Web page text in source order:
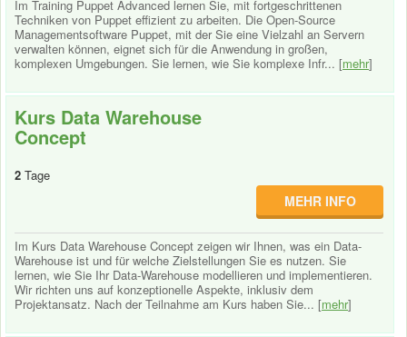
Im Training Puppet Advanced lernen Sie, mit fortgeschrittenen
Techniken von Puppet effizient zu arbeiten. Die Open-Source
Managementsoftware Puppet, mit der Sie eine Vielzahl an Servern
verwalten können, eignet sich für die Anwendung in großen,
komplexen Umgebungen. Sie lernen, wie Sie komplexe Infr... [mehr]
Kurs Data Warehouse
Concept
2 Tage
MEHR INFO
Im Kurs Data Warehouse Concept zeigen wir Ihnen, was ein Data-
Warehouse ist und für welche Zielstellungen Sie es nutzen. Sie
lernen, wie Sie Ihr Data-Warehouse modellieren und implementieren.
Wir richten uns auf konzeptionelle Aspekte, inklusiv dem
Projektansatz. Nach der Teilnahme am Kurs haben Sie... [mehr]